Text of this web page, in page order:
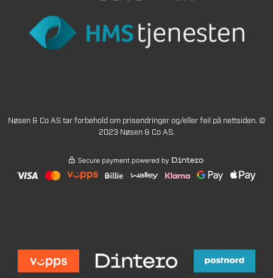
Nøsen & Co AS tar forbehold om prisendringer og/eller feil på nettsiden. ©
2023 Nøsen & Co AS.